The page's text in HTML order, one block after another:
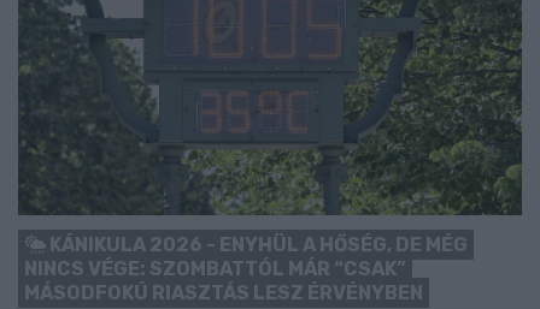
KÁNIKULA 2026 - ENYHÜL A HŐSÉG, DE MÉG
NINCS VÉGE: SZOMBATTÓL MÁR “CSAK”
MÁSODFOKÚ RIASZTÁS LESZ ÉRVÉNYBEN